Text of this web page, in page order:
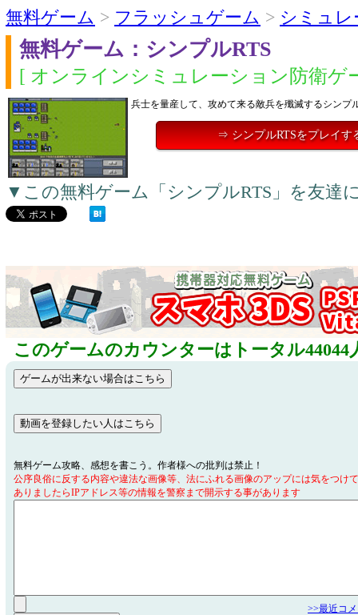
無料ゲーム > フラッシュゲーム > シミュ
無料ゲーム：シンプルRTS
[ オンラインシミュレーション防衛ゲ
兵士を量産して、攻めて来る敵兵を殲滅するシンプ
⇒ シンプルRTSをプレイす
▼この無料ゲーム「シンプルRTS」を友達
このゲームのカウンターはトータル44044
無料ゲーム攻略、感想を書こう。作者様への批判は禁止！
公序良俗に反する内容や違法な画像等、法にふれる画像のアップには気をつけ
ありましたらIPアドレス等の情報を警察まで開示する事があります
>>最近コ